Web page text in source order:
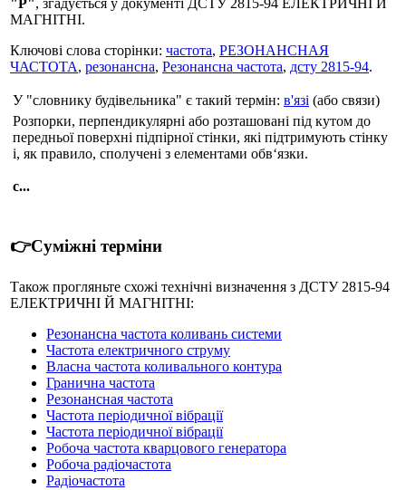
"Р", згадується у документі ДСТУ 2815-94 ЕЛЕКТРИЧНІ Й
МАГНІТНІ.
Ключові слова сторінки: частота, РЕЗОНАНСНАЯ
ЧАСТОТА, резонансна, Резонансна частота, дсту 2815-94.
У "словнику будівельника" є такий термін: в'язі (або связи)
Розпорки, перпендикулярні або розташовані під кутом до
передньої поверхні підпірної стінки, які підтримують стінку
і, як правило, сполучені з елементами обв‘язки.
с...
👉Суміжні терміни
Також прогляньте схожі технічні визначення з ДСТУ 2815-94
ЕЛЕКТРИЧНІ Й МАГНІТНІ:
Резонансна частота коливань системи
Частота електричного струму
Власна частота коливального контура
Гранична частота
Резонансная частота
Частота періодичної вібрації
Частота періодичної вібрації
Робоча частота кварцового генератора
Робоча радіочастота
Радіочастота